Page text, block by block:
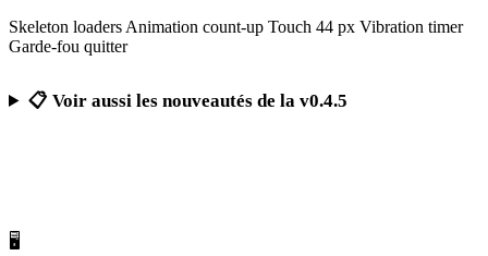
Skeleton loaders Animation count-up Touch 44 px Vibration timer
Garde-fou quitter
📋 Voir aussi les nouveautés de la v0.4.5
🖥️